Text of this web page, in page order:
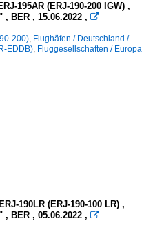
195AR (ERJ-190-200 IGW) ,
BER , 15.06.2022 , 
200), Flughäfen / Deutschland /
EDDB), Fluggesellschaften / Europa
190LR (ERJ-190-100 LR) ,
BER , 05.06.2022 , 